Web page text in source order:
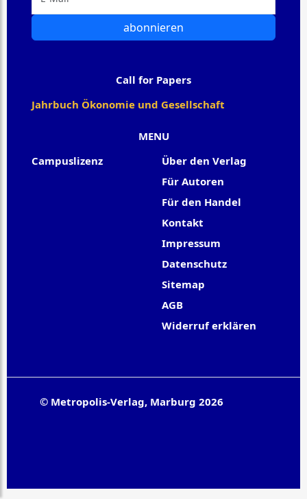
MENU
Campuslizenz
Über den Verlag
Für Autoren
Für den Handel
Kontakt
Impressum
Datenschutz
Sitemap
AGB
Widerruf erklären
abonnieren
Call for Papers
Jahrbuch Ökonomie und Gesellschaft
© Metropolis-Verlag, Marburg 2026